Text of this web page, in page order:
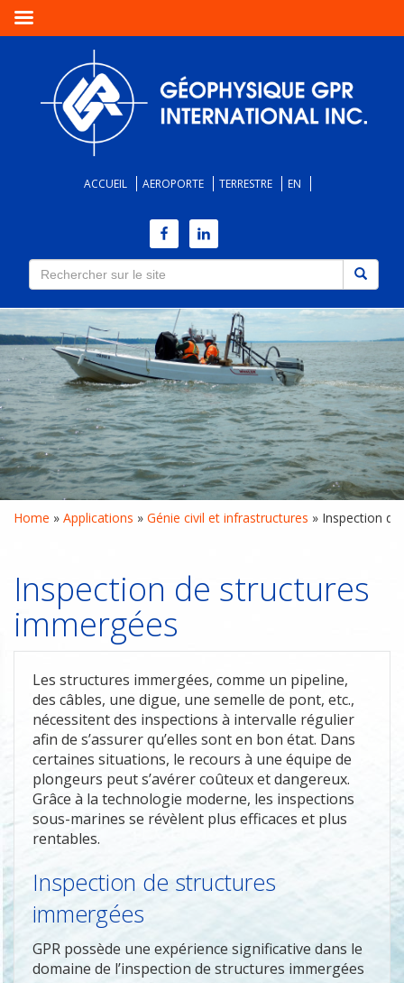
ACCUEIL AEROPORTE TERRESTRE EN
Home » Applications » Génie civil et infrastructures » Inspection
Inspection de structures
immergées
Les structures immergées, comme un pipeline,
des câbles, une digue, une semelle de pont, etc.,
nécessitent des inspections à intervalle régulier
afin de s’assurer qu’elles sont en bon état. Dans
certaines situations, le recours à une équipe de
plongeurs peut s’avérer coûteux et dangereux.
Grâce à la technologie moderne, les inspections
sous-marines se révèlent plus efficaces et plus
rentables.
Inspection de structures
immergées
GPR possède une expérience significative dans le
domaine de l’inspection de structures immergées